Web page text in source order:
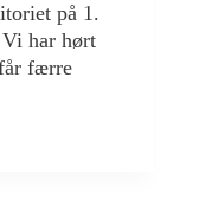
på 1.
har hørt
færre